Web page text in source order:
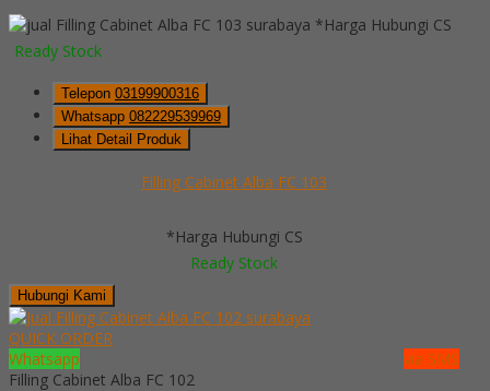
*Harga Hubungi CS
Ready Stock
Telepon 03199900316
Whatsapp 082229539969
Lihat Detail Produk
Filling Cabinet Alba FC 103
*Harga Hubungi CS
Ready Stock
Hubungi Kami
QUICK ORDER
Whatsapp
via SMS
Filling Cabinet Alba FC 102